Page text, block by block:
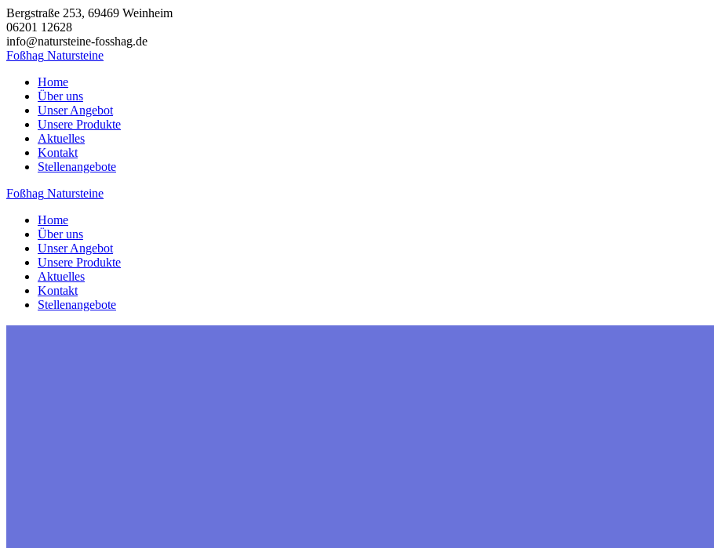
Zum
Inhalt
springen
Bergstraße 253, 69469 Weinheim
06201 12628
info@natursteine-fosshag.de
Foßhag Natursteine
Home
Über uns
Unser Angebot
Unsere Produkte
Aktuelles
Kontakt
Stellenangebote
Foßhag Natursteine
Home
Über uns
Unser Angebot
Unsere Produkte
Aktuelles
Kontakt
Stellenangebote